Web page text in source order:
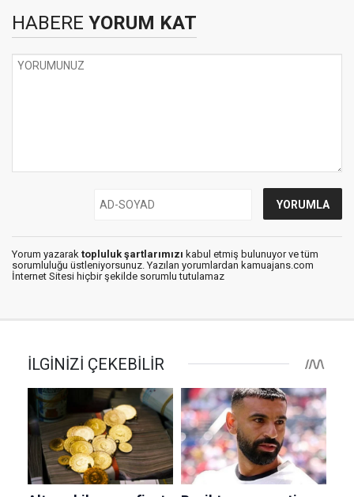
HABERE YORUM KAT
Yorum yazarak topluluk şartlarımızı kabul etmiş bulunuyor ve tüm
sorumluluğu üstleniyorsunuz. Yazılan yorumlardan kamuajans.com
İnternet Sitesi hiçbir şekilde sorumlu tutulamaz